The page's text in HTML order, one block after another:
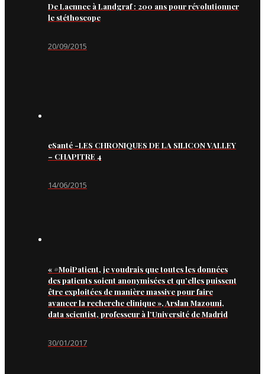
De Laennec à Landgraf : 200 ans pour révolutionner
le stéthoscope
20/09/2015
eSanté -LES CHRONIQUES DE LA SILICON VALLEY
– CHAPITRE 4
14/06/2015
« #MoiPatient, je voudrais que toutes les données
des patients soient anonymisées et qu’elles puissent
être exploitées de manière massive pour faire
avancer la recherche clinique », Arslan Mazouni,
data scientist, professeur à l’Université de Madrid
30/01/2017